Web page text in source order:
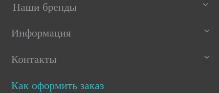
Наши бренды
Информация
Контакты
Как оформить заказ